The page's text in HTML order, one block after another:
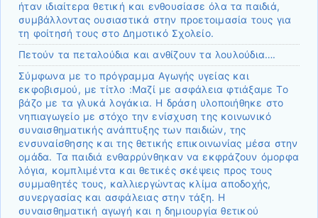
ήταν ιδιαίτερα θετική και ενθουσίασε όλα τα παιδιά,
συμβάλλοντας ουσιαστικά στην προετοιμασία τους για
τη φοίτησή τους στο Δημοτικό Σχολείο.
Πετούν τα πεταλούδια και ανθίζουν τα λουλούδια….
Σύμφωνα με το πρόγραμμα Αγωγής υγείας και
εκφοβισμού, με τίτλο :Μαζί με ασφάλεια φτιάξαμε Το
βάζο με τα γλυκά λογάκια. Η δράση υλοποιήθηκε στο
νηπιαγωγείο με στόχο την ενίσχυση της κοινωνικό
συναισθηματικής ανάπτυξης των παιδιών, της
ενσυναίσθησης και της θετικής επικοινωνίας μέσα στην
ομάδα. Τα παιδιά ενθαρρύνθηκαν να εκφράζουν όμορφα
λόγια, κομπλιμέντα και θετικές σκέψεις προς τους
συμμαθητές τους, καλλιεργώντας κλίμα αποδοχής,
συνεργασίας και ασφάλειας στην τάξη. Η
συναισθηματική αγωγή και η δημιουργία θετικού